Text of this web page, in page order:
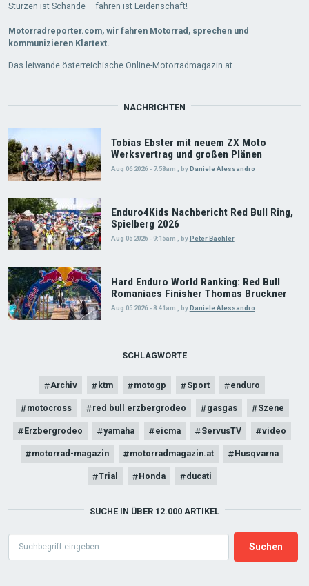
Stürzen ist Schande – fahren ist Leidenschaft!
Motorradreporter.com, wir fahren Motorrad, sprechen und
kommunizieren Klartext.
Das leiwande österreichische Online-Motorradmagazin.at
NACHRICHTEN
Tobias Ebster mit neuem ZX Moto
Werksvertrag und großen Plänen
Aug 06 2026 - 7:58am byDaniele Alessandro
Enduro4Kids Nachbericht Red Bull Ring,
Spielberg 2026
Aug 05 2026 - 9:15am byPeter Bachler
Hard Enduro World Ranking: Red Bull
Romaniacs Finisher Thomas Bruckner
Aug 05 2026 - 8:41am byDaniele Alessandro
SCHLAGWORTE
Archiv ktm motogp Sport enduro
motocross red bull erzbergrodeo gasgas Szene
Erzbergrodeo yamaha eicma ServusTV video
motorrad-magazin motorradmagazin.at Husqvarna
Trial Honda ducati
SUCHE IN ÜBER 12.000 ARTIKEL